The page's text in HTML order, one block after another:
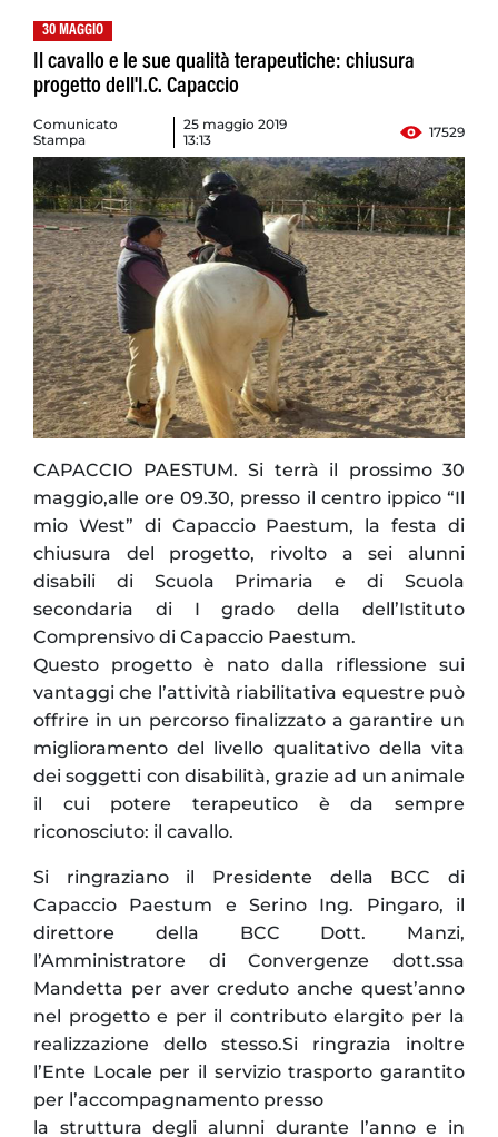
30 MAGGIO
Il cavallo e le sue qualità terapeutiche: chiusura
progetto dell'I.C. Capaccio
Comunicato
Stampa
25 maggio 2019
13:13
17529
CAPACCIO PAESTUM. Si terrà il prossimo 30
maggio,alle ore 09.30, presso il centro ippico “Il
mio West” di Capaccio Paestum, la festa di
chiusura del progetto, rivolto a sei alunni
disabili di Scuola Primaria e di Scuola
secondaria di I grado della dell’Istituto
Comprensivo di Capaccio Paestum.
Questo progetto è nato dalla riflessione sui
vantaggi che l’attività riabilitativa equestre può
offrire in un percorso finalizzato a garantire un
miglioramento del livello qualitativo della vita
dei soggetti con disabilità, grazie ad un animale
il cui potere terapeutico è da sempre
riconosciuto: il cavallo.
Si ringraziano il Presidente della BCC di
Capaccio Paestum e Serino Ing. Pingaro, il
direttore della BCC Dott. Manzi,
l’Amministratore di Convergenze dott.ssa
Mandetta per aver creduto anche quest’anno
nel progetto e per il contributo elargito per la
realizzazione dello stesso.Si ringrazia inoltre
l’Ente Locale per il servizio trasporto garantito
per l’accompagnamento presso
la struttura degli alunni durante l’anno e in